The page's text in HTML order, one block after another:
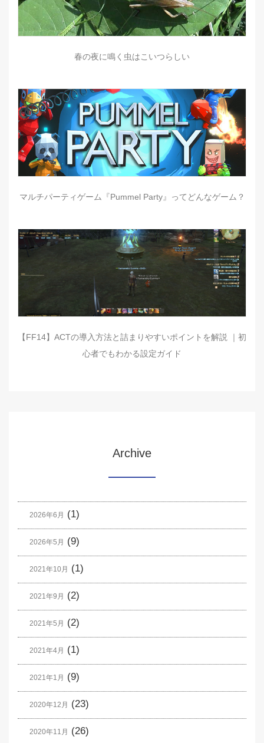
春の夜に鳴く虫はこいつらしい
マルチパーティゲーム『Pummel Party』ってどんなゲーム？
【FF14】ACTの導入方法と詰まりやすいポイントを解説 ｜初
心者でもわかる設定ガイド
Archive
2026年6月 (1)
2026年5月 (9)
2021年10月 (1)
2021年9月 (2)
2021年5月 (2)
2021年4月 (1)
2021年1月 (9)
2020年12月 (23)
2020年11月 (26)